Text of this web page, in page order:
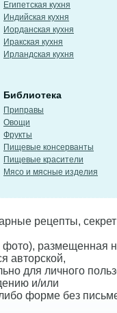
Египетская кухня
Индийская кухня
Иорданская кухня
Иракская кухня
Ирландская кухня
Библиотека
Приправы
Овощи
Фрукты
Пищевые консерванты
Пищевые красители
Мясо и мясные изделия
рецепты,
размещенная
авторской,
для личного
и/или
форме без